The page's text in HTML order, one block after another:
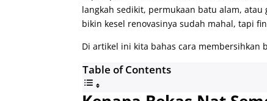
langkah sedikit, permukaan batu alam,
bikin kesel renovasinya sudah mahal, tapi
Di artikel ini kita bahas cara membersihkan
Table of Contents